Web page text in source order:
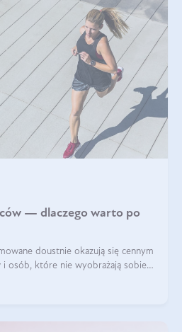
— dlaczego warto po
doustnie okazują się cennym
osób, które nie wyobrażają sobie